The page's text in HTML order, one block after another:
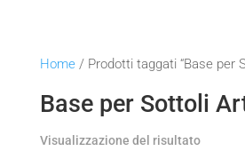
Home/ Prodotti taggati “Base per
Base per Sottoli
Visualizzazione del risultato